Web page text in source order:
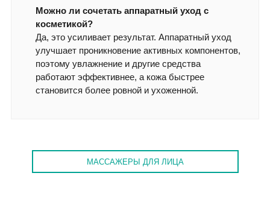
Можно ли сочетать аппаратный уход с
косметикой?
Да, это усиливает результат. Аппаратный уход
улучшает проникновение активных компонентов,
поэтому увлажнение и другие средства
работают эффективнее, а кожа быстрее
становится более ровной и ухоженной.
МАССАЖЕРЫ ДЛЯ ЛИЦА